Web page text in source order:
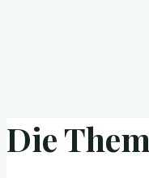
Die